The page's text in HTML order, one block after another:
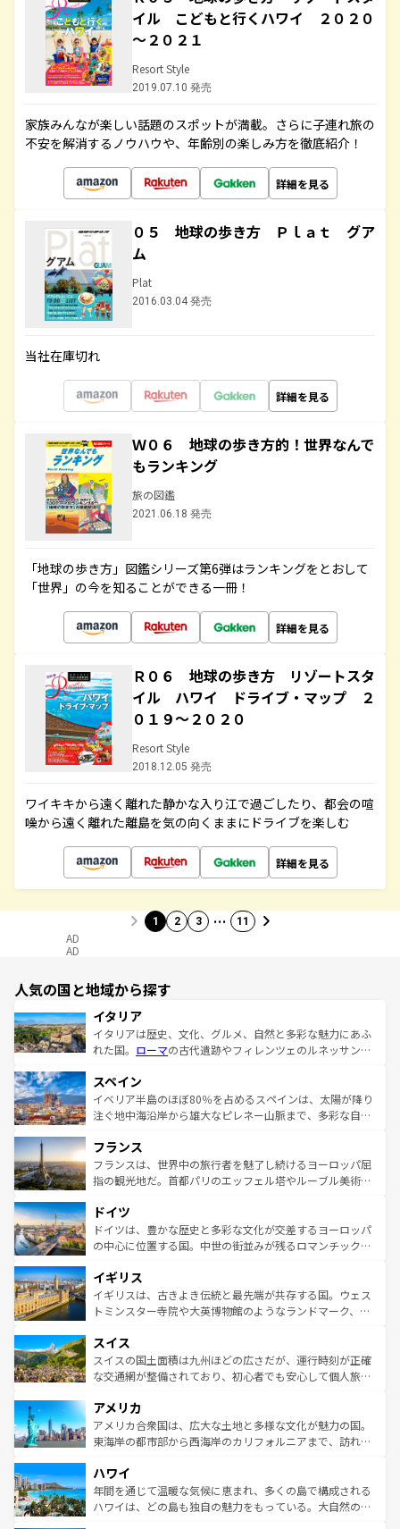
イル こどもと行くハワイ ２０２０
～２０２１
Resort Style
2019.07.10 発売
家族みんなが楽しい話題のスポットが満載。さらに子連れ旅の
不安を解消するノウハウや、年齢別の楽しみ方を徹底紹介！
詳細を見る
０５ 地球の歩き方 Ｐｌａｔ グア
ム
Plat
2016.03.04 発売
当社在庫切れ
詳細を見る
Ｗ０６ 地球の歩き方的！世界なんで
もランキング
旅の図鑑
2021.06.18 発売
「地球の歩き方」図鑑シリーズ第6弾はランキングをとおして
「世界」の今を知ることができる一冊！
詳細を見る
Ｒ０６ 地球の歩き方 リゾートスタ
イル ハワイ ドライブ・マップ ２
０１９～２０２０
Resort Style
2018.12.05 発売
ワイキキから遠く離れた静かな入り江で過ごしたり、都会の喧
噪から遠く離れた離島を気の向くままにドライブを楽しむ
詳細を見る
1 2 3 … 11
AD
AD
人気の国と地域から探す
イタリア
イタリアは歴史、文化、グルメ、自然と多彩な魅力にあふ
れた国。 ローマの古代遺跡やフィレンツェのルネッサンス
ろん、トスカーナの美しい田園風景やアマルフィ海岸の絶
景など、自然景観も見逃せない。観光の合間には、本場の
ピザやパスタなど、絶品のイタリア料理を堪能することも
ませてくれるイタリアで、忘れられない旅をしてみよう！
なお、新着のイタリア情報はコンテンツ一覧 を参照してほ
しい。
スペイン
イベリア半島のほぼ80％を占めるスペインは、太陽が降り
注ぐ地中海沿岸から雄大なピレネー山脈まで、多彩な自然
文化が根付くこの国では、情熱的なフラメンコ、熱気あふ
れる闘牛、そして美味しいタパスが生活の一部となってい
る。首都マドリードの洗練された雰囲気や、バルセロナの
の城塞都市、穏やかなビーチリゾートまで多彩な表情を見
せる。地方によって風土や気候が異なるスペインはその個
性で訪れる人を魅了する。 なお、新着のスペイン情報はコ
フランス
フランスは、世界中の旅行者を魅了し続けるヨーロッパ屈
指の観光地だ。首都パリのエッフェル塔やルーブル美術館
で、幅広い魅力が詰まっている。華麗な宮殿、歴史的な大
聖堂、美しいビーチ、そして豊かな自然が、訪れる者を心
から魅了する。また、フランスは美食の国としても知ら
いる。シャンパンの発祥地であるランス、プロヴァンスの
香り高いラベンダー畑など、多彩な楽しみ方が可能だ。さ
らに、パリ以外の地域にも魅力が溢れており、どの街角に
れる地方に足を運ぶとそれぞれで全く異なる文化を体験で
きるだろう。 なお、新着のフランス情報はコンテンツ一覧
を参照してほしい。
ドイツ
ドイツは、豊かな歴史と多彩な文化が交差するヨーロッパ
の中心に位置する国。中世の街並みが残るロマンチック街
顔を持つこの国は、どこを歩いても飽きることがない。ベ
ルリンの文化的活気、バイエルン州のアルプスの絶景、そ
してライン川沿いのワイン畑といった風景は必見。ビール
は、お酒好きな人にはぜひ体験してほしい。 なお、新着の
ドイツ情報はコンテンツ一覧を参照してほしい。
イギリス
イギリスは、古きよき伝統と最先端が共存する国。ウェス
トミンスター寺院や大英博物館のようなランドマーク、歴
リアごとに異なる魅力がある。また、優雅なアフタヌーン
ティー、ビール好きにはたまらない英国パブ、サッカー観
戦など、本場だからこそできる体験も豊富。イギリスを旅
ンツ一覧を参照してほしい。
スイス
スイスの国土面積は九州ほどの広さだが、運行時刻が正確
な交通網が整備されており、初心者でも安心して個人旅行
の建物がそのまま残る町や、スイスならではのユニークな
博物館もあり、アルプス観光だけでなく町歩きも満喫する
ことができる。国民の所得が高いため物価も高いが、旅行
ば市内交通費無料で観光を楽しむこともできる。 なお、新
着のスイス情報はコンテンツ一覧 を参照してほしい。
アメリカ
アメリカ合衆国は、広大な土地と多様な文化が魅力の国。
東海岸の都市部から西海岸のカリフォルニアまで、訪れる
のような巨大都市は、観光、ショッピング、エンターテイ
ンメントが詰まった刺激的なスポットだ。一方、アメリカ
西部には大自然が広がり、グランドキャニオンやイエロー
ハワイ
年間を通じて温暖な気候に恵まれ、多くの島で構成される
ハワイは、どの島も独自の魅力をもっている。大自然の神